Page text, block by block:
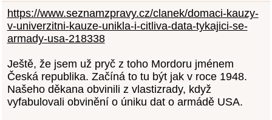
https://www.seznamzpravy.cz/clanek/domaci-kauzy-
v-univerzitni-kauze-unikla-i-citliva-data-tykajici-se-
armady-usa-218338
Ještě, že jsem už pryč z toho Mordoru jménem
Česká republika. Začíná to tu být jak v roce 1948.
Našeho děkana obvinili z vlastizrady, když
vyfabulovali obvinění o úniku dat o armádě USA.